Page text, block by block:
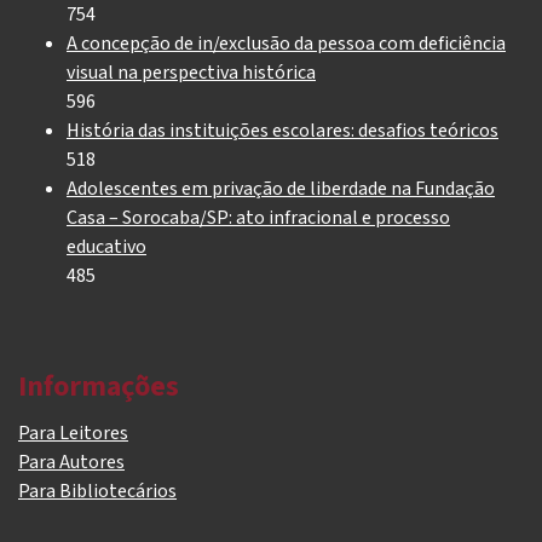
754
A concepção de in/exclusão da pessoa com deficiência
visual na perspectiva histórica
596
História das instituições escolares: desafios teóricos
518
Adolescentes em privação de liberdade na Fundação
Casa – Sorocaba/SP: ato infracional e processo
educativo
485
Informações
Para Leitores
Para Autores
Para Bibliotecários